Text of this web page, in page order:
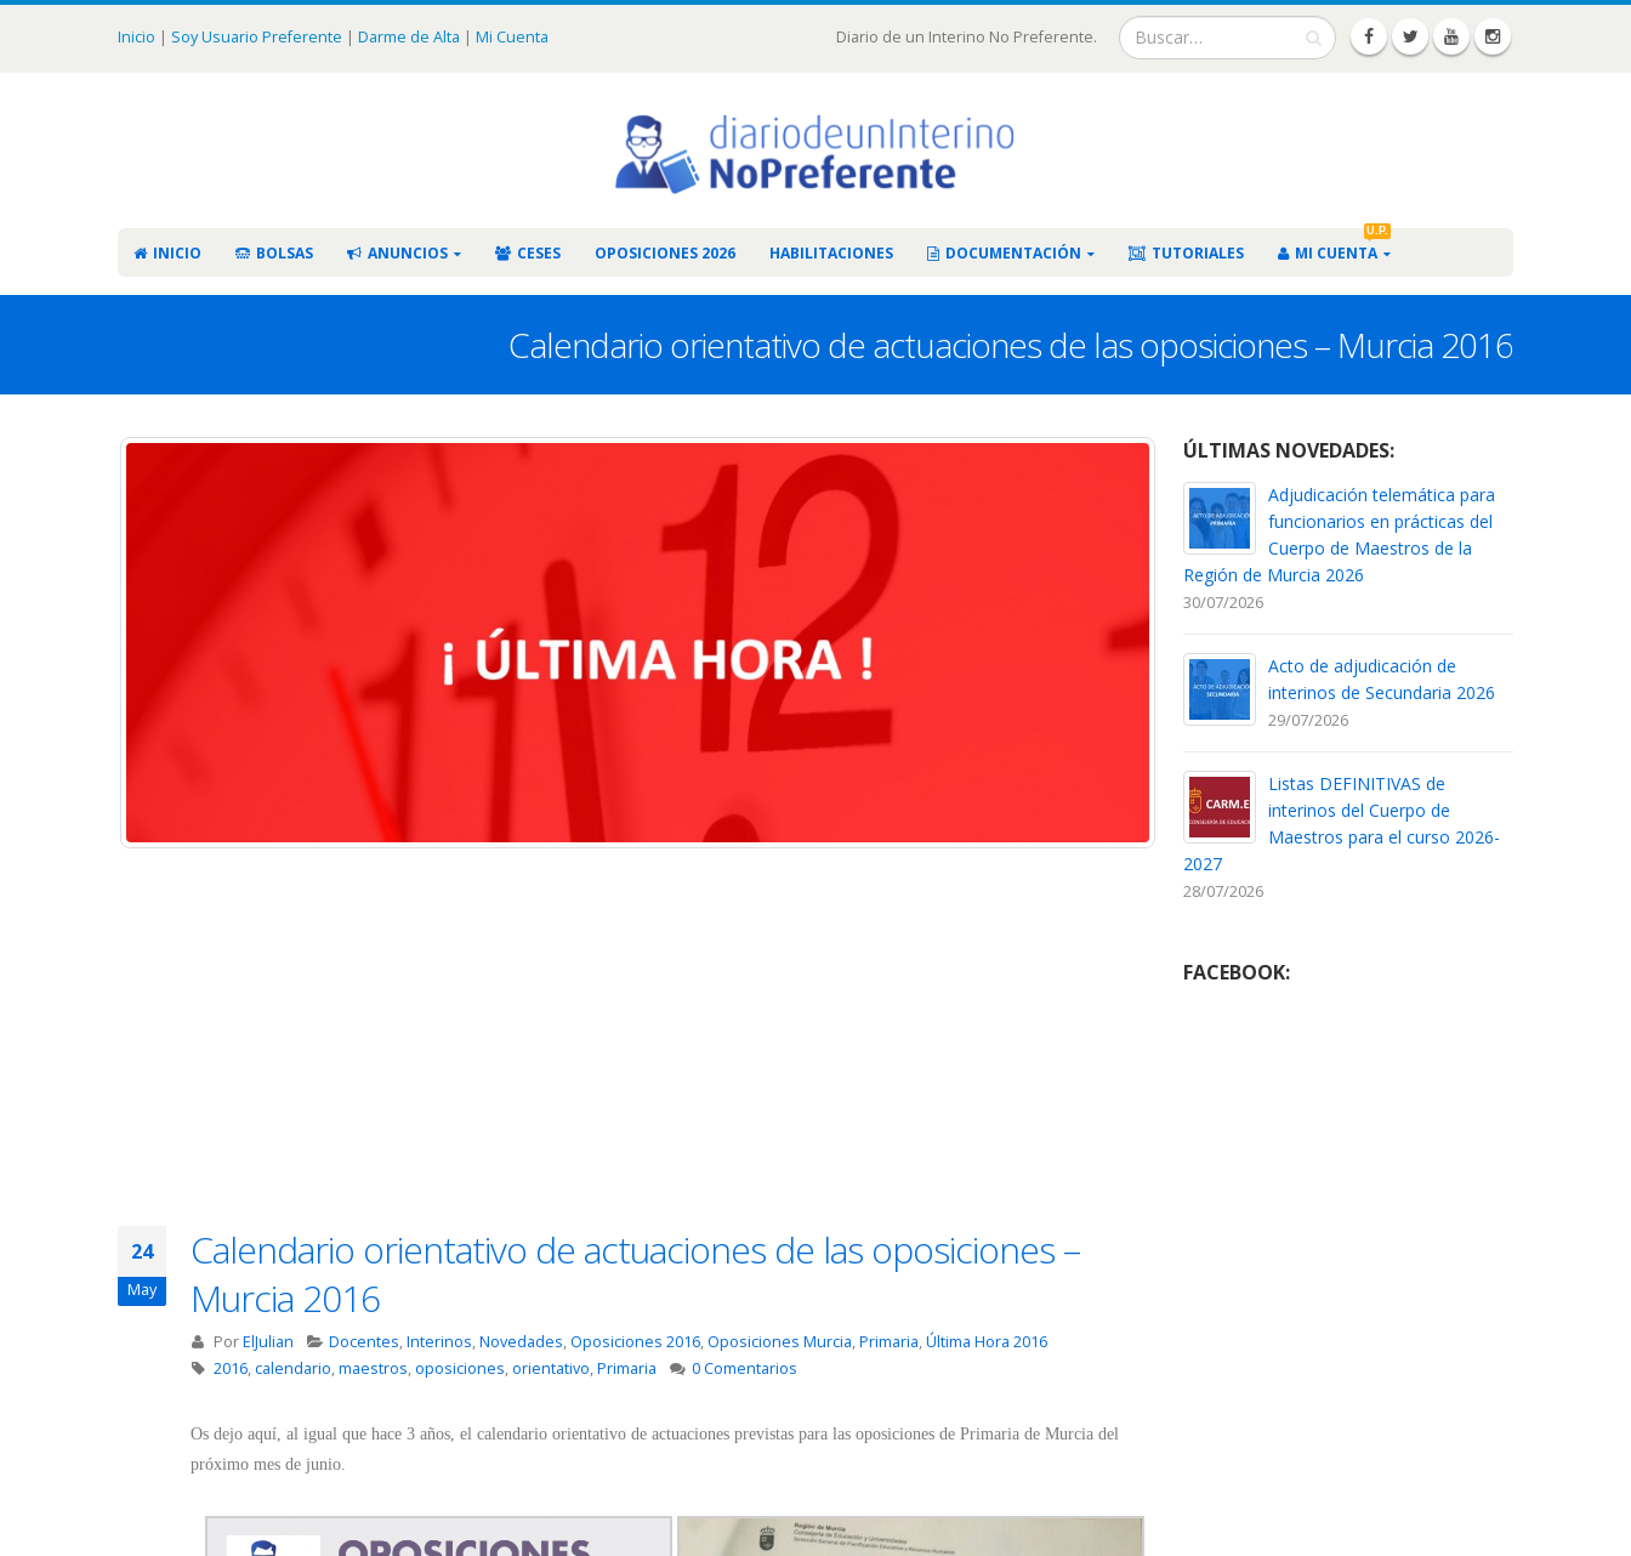
Inicio | Soy Usuario Preferente | Darme de Alta | Mi Cuenta Diario de un Interino No Preferente.
INICIO BOLSAS ANUNCIOS CESES OPOSICIONES 2026 HABILITACIONES DOCUMENTACIÓN TUTORIALES MI CUENTA
U.P.
Calendario orientativo de actuaciones de las oposiciones – Murcia 2016
24
May
Calendario orientativo de actuaciones de las oposiciones –
Murcia 2016
PorElJulian Docentes,Interinos,Novedades,Oposiciones 2016,Oposiciones Murcia,Primaria,Última Hora 2016
2016,calendario,maestros,oposiciones,orientativo,Primaria 0 Comentarios
Os dejo aquí, al igual que hace 3 años, el calendario orientativo de actuaciones previstas para las oposiciones de Primaria de Murcia del
próximo mes de junio.
ÚLTIMAS NOVEDADES:
Adjudicación telemática para
funcionarios en prácticas del
Cuerpo de Maestros de la
Región de Murcia 2026
30/07/2026
Acto de adjudicación de
interinos de Secundaria 2026
29/07/2026
Listas DEFINITIVAS de
interinos del Cuerpo de
Maestros para el curso 2026-
2027
28/07/2026
FACEBOOK: